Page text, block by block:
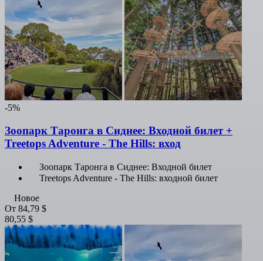
-5%
Зоопарк Таронга в Сиднее: Входной билет +
Treetops Adventure - The Hills: вход
Зоопарк Таронга в Сиднее: Входной билет
Treetops Adventure - The Hills: входной билет
Новое
От 84,79 $
80,55 $